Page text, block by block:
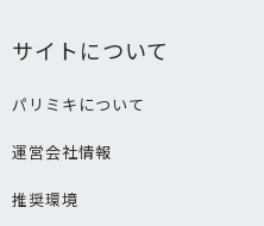
サイトについて
パリミキについて
運営会社情報
推奨環境